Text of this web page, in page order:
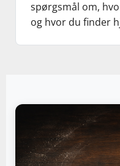
spørgsmål om,
og hvor du finder